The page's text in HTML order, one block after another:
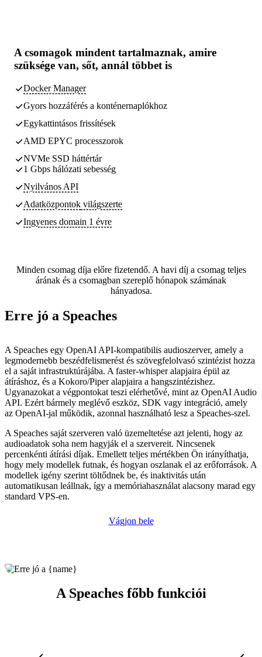
A csomagok mindent tartalmaznak, amire
szüksége van, sőt, annál többet is
Docker Manager
Gyors hozzáférés a konténernaplókhoz
Egykattintásos frissítések
AMD EPYC processzorok
NVMe SSD háttértár
1 Gbps hálózati sebesség
Nyilvános API
Adatközpontok világszerte
Ingyenes domain 1 évre
Minden csomag díja előre fizetendő. A havi díj a csomag teljes
árának és a csomagban szereplő hónapok számának
hányadosa.
Erre jó a Speaches
A Speaches egy OpenAI API-kompatibilis audioszerver, amely a
legmodernebb beszédfelismerést és szövegfelolvasó szintézist hozza
el a saját infrastruktúrájába. A faster-whisper alapjaira épül az
átíráshoz, és a Kokoro/Piper alapjaira a hangszintézishez.
Ugyanazokat a végpontokat teszi elérhetővé, mint az OpenAI Audio
API. Ezért bármely meglévő eszköz, SDK vagy integráció, amely
az OpenAI-jal működik, azonnal használható lesz a Speaches-szel.
A Speaches saját szerveren való üzemeltetése azt jelenti, hogy az
audioadatok soha nem hagyják el a szervereit. Nincsenek
percenkénti átírási díjak. Emellett teljes mértékben Ön irányíthatja,
hogy mely modellek futnak, és hogyan oszlanak el az erőforrások. A
modellek igény szerint töltődnek be, és inaktivitás után
automatikusan leállnak, így a memóriahasználat alacsony marad egy
standard VPS-en.
Vágjon bele
A Speaches főbb funkciói